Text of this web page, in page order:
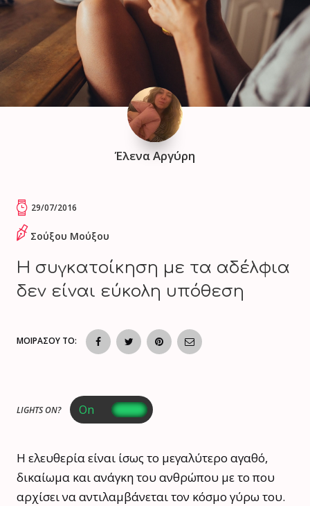
Έλενα Αργύρη
29/07/2016
Σούξου Μούξου
Η συγκατοίκηση με τα αδέλφια
δεν είναι εύκολη υπόθεση
ΜΟΙΡΑΣΟΥ ΤΟ:
LIGHTS ON?
Η ελευθερία είναι ίσως το μεγαλύτερο αγαθό,
δικαίωμα και ανάγκη του ανθρώπου με το που
αρχίσει να αντιλαμβάνεται τον κόσμο γύρω του.